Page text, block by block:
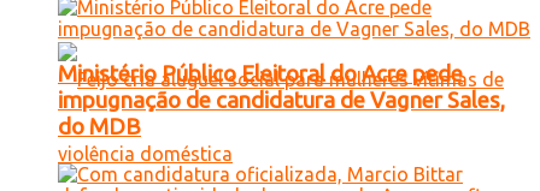
Ministério Público Eleitoral do Acre pede
impugnação de candidatura de Vagner Sales,
do MDB